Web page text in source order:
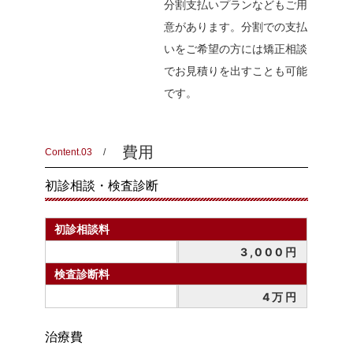
分割支払いプランなどもご用
意があります。分割での支払
いをご希望の方には矯正相談
でお見積りを出すことも可能
です。
Content.03 費用
初診相談・検査診断
初診相談料
3,000円
検査診断料
4万円
治療費